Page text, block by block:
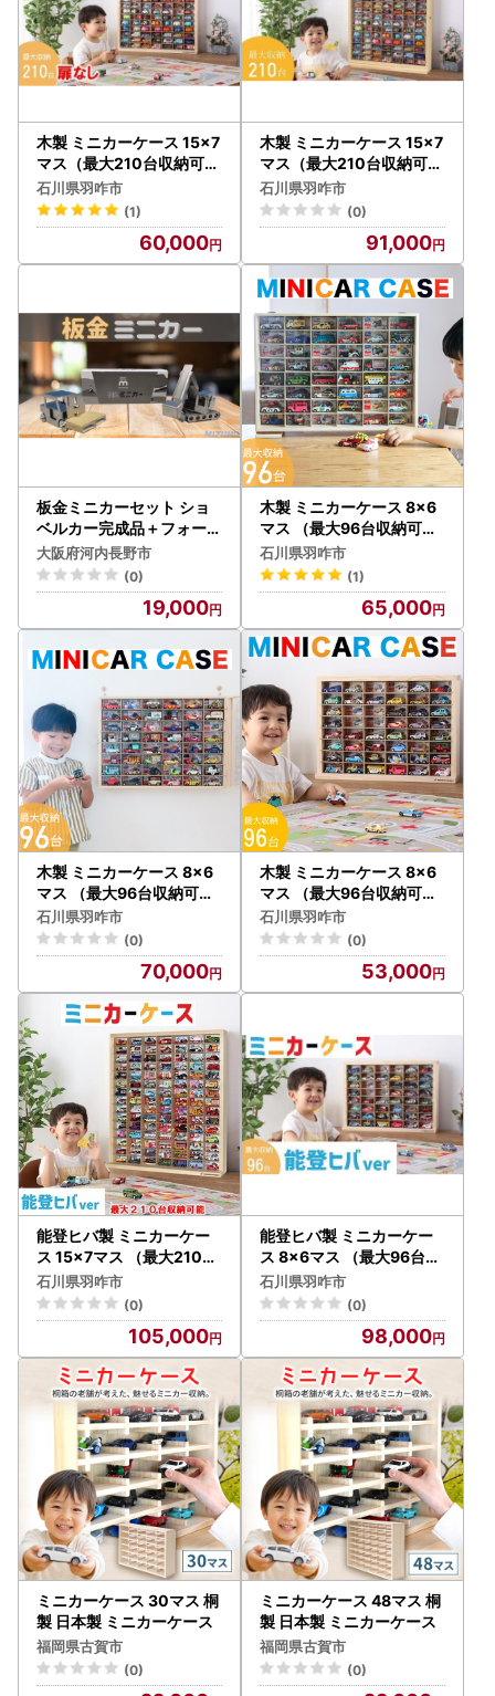
木製 ミニカーケース 15×7
マス（最大210台収納可能
）扉無し おもちゃ 【 おも
ちゃ 】
石川県羽咋市
(1)
60,000
木製 ミニカーケース 15×7
マス（最大210台収納可能
） おもちゃ 収納
石川県羽咋市
(0)
91,000
板金ミニカーセット ショ
ベルカー完成品＋フォーク
リフト組立キット ワーク
ワクワク河内長野
大阪府河内長野市
(0)
19,000
木製 ミニカーケース 8×6
マス （最大96台収納可能
） 扉付き ミニカーケース
石川県羽咋市
(1)
65,000
木製 ミニカーケース 8×6
マス （最大96台収納可能
） 壁掛け用 ミニカーケー
ス
石川県羽咋市
(0)
70,000
木製 ミニカーケース 8×6
マス （最大96台収納可能
） 扉無し ミニカーケース
石川県羽咋市
(0)
53,000
能登ヒバ製 ミニカーケー
ス 15×7マス （最大210台
収納可能） 扉無し ミニカ
ーケース
石川県羽咋市
(0)
105,000
能登ヒバ製 ミニカーケー
ス 8×6マス （最大96台収
納可能） 扉無し ミニカー
ケース
石川県羽咋市
(0)
98,000
ミニカーケース 30マス 桐
製 日本製 ミニカーケース
福岡県古賀市
(0)
ミニカーケース 48マス 桐
製 日本製 ミニカーケース
福岡県古賀市
(0)